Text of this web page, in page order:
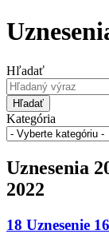
Hľadať
Hľadať
Kategória
Uznesenia
2022
18 Uznesenie